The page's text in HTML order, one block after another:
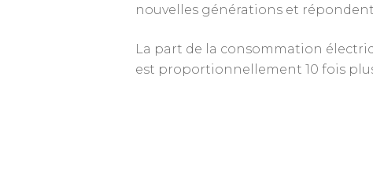
nouvelles générations et
La part de la consommation
est proportionnellement 10 fois